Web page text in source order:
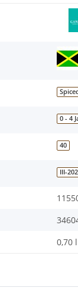
0 - 4
40
III-
0,70 l